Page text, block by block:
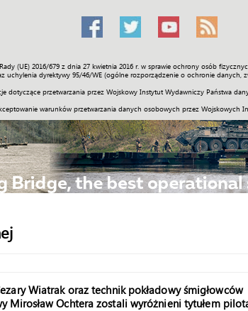
(UE) 2016/679 z dnia 27 kwietnia 2016 r. w sprawie ochrony osób
uchylenia dyrektywy 95/46/WE (ogólne rozporządzenie o ochronie danych,
dotyczące przetwarzania przez Wojskowy Instytut Wydawniczy Państwa
warunków przetwarzania danych osobowych przez Wojskowych
Społeczność Sport Historia Galerie
Wiatrak oraz technik pokładowy śmigłowców
Mirosław Ochtera zostali wyróżnieni tytułem